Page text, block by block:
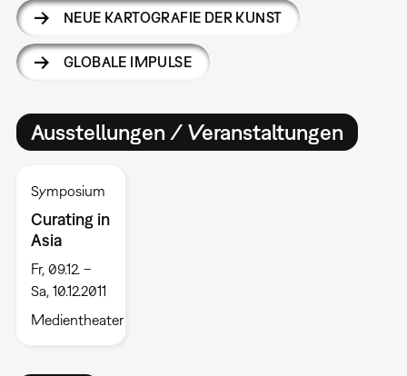
NEUE KARTOGRAFIE DER KUNST
GLOBALE IMPULSE
Ausstellungen / Veranstaltungen
Symposium
Curating in
Asia
Fr, 09.12. –
Sa, 10.12.2011
Medientheater